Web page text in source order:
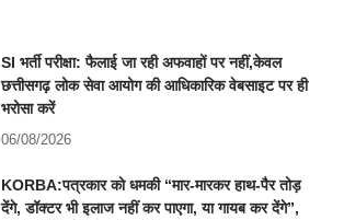
SI भर्ती परीक्षा: फैलाई जा रही अफवाहों पर नहीं,केवल
छत्तीसगढ़ लोक सेवा आयोग की आधिकारिक वेबसाइट पर ही
भरोसा करें
06/08/2026
KORBA:पत्रकार को धमकी “मार-मारकर हाथ-पैर तोड़
देंगे, डॉक्टर भी इलाज नहीं कर पाएगा, या गायब कर देंगे”,